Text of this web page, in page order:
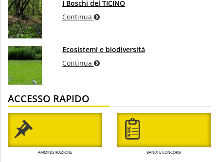
I Boschi del TICINO
Continua
Ecosistemi e biodiversità
Continua
ACCESSO RAPIDO
AMMINISTRAZIONE BANDI E CONCORSI